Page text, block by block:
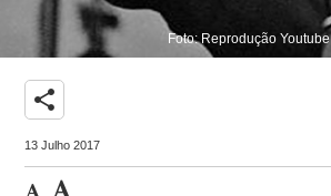
Foto: Reprodução Youtube
share
13 Julho 2017